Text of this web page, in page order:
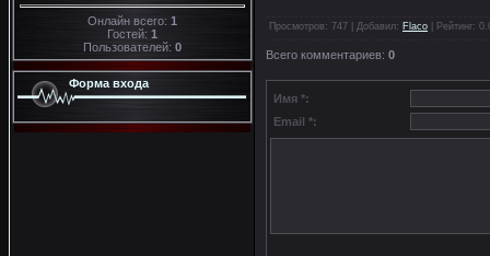
Онлайн всего: 1
Гостей: 1
Пользователей: 0
Форма входа
Просмотров : 747 | Добавил: Flaco Рейтинг:
Всего комментариев: 0
Имя *:
Email *: